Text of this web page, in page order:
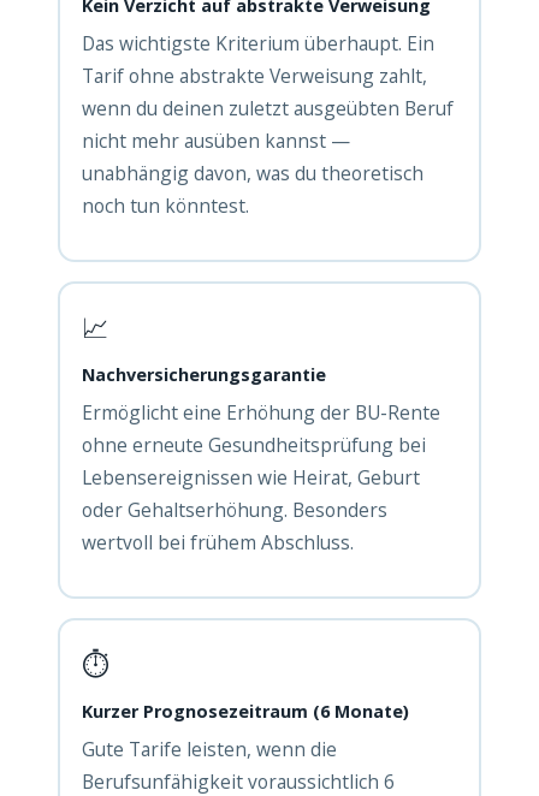
Kein Verzicht auf abstrakte Verweisung
Das wichtigste Kriterium überhaupt. Ein
Tarif ohne abstrakte Verweisung zahlt,
wenn du deinen zuletzt ausgeübten Beruf
nicht mehr ausüben kannst —
unabhängig davon, was du theoretisch
noch tun könntest.
📈
Nachversicherungsgarantie
Ermöglicht eine Erhöhung der BU-Rente
ohne erneute Gesundheitsprüfung bei
Lebensereignissen wie Heirat, Geburt
oder Gehaltserhöhung. Besonders
wertvoll bei frühem Abschluss.
⏱️
Kurzer Prognosezeitraum (6 Monate)
Gute Tarife leisten, wenn die
Berufsunfähigkeit voraussichtlich 6